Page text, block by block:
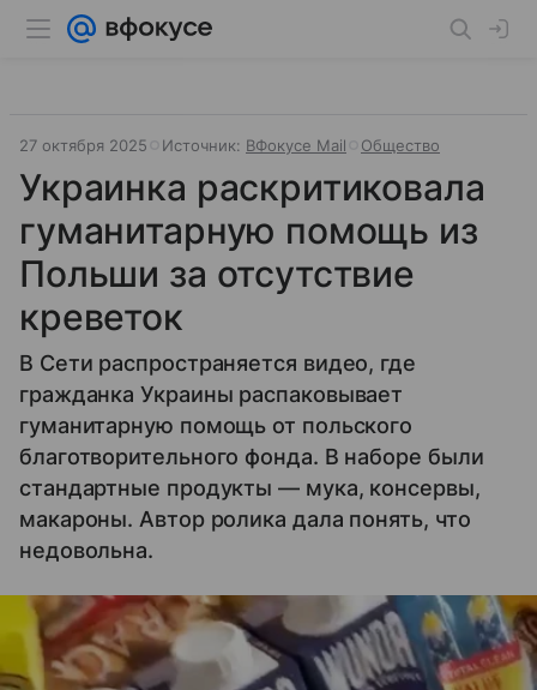
27 октября 2025 Источник: ВФокусе Mail Общество
Украинка раскритиковала
гуманитарную помощь из
Польши за отсутствие
креветок
В Сети распространяется видео, где
гражданка Украины распаковывает
гуманитарную помощь от польского
благотворительного фонда. В наборе были
стандартные продукты — мука, консервы,
макароны. Автор ролика дала понять, что
недовольна.